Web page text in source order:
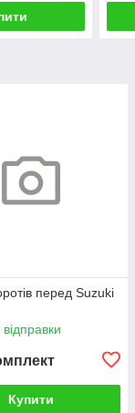
перед Suzuki
Купити